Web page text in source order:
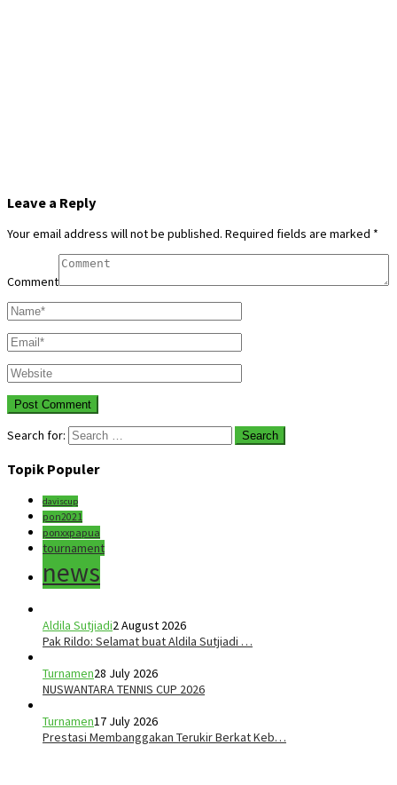
Leave a Reply
Your email address will not be published. Required fields are marked *
Comment
Search for:
Topik Populer
daviscup
pon2021
ponxxpapua
tournament
news
Aldila Sutjiadi2 August 2026
Pak Rildo: Selamat buat Aldila Sutjiadi …
Turnamen28 July 2026
NUSWANTARA TENNIS CUP 2026
Turnamen17 July 2026
Prestasi Membanggakan Terukir Berkat Keb…